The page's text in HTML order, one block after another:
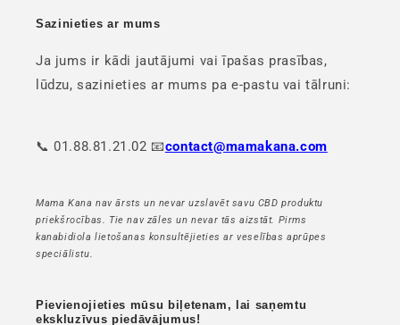
Sazinieties ar mums
Ja jums ir kādi jautājumi vai īpašas prasības,
lūdzu, sazinieties ar mums pa e-pastu vai tālruni:
📞 01.88.81.21.02 📧contact@mamakana.com
Mama Kana nav ārsts un nevar uzslavēt savu CBD produktu
priekšrocības. Tie nav zāles un nevar tās aizstāt. Pirms
kanabidiola lietošanas konsultējieties ar veselības aprūpes
speciālistu.
Pievienojieties mūsu biļetenam, lai saņemtu
ekskluzīvus piedāvājumus!